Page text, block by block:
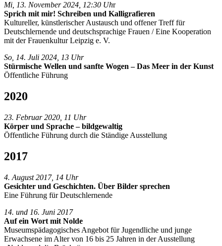
Mi, 13. November 2024, 12:30 Uhr
Sprich mit mir! Schreiben und Kalligrafieren
Kultureller, künstlerischer Austausch und offener Treff für
Deutschlernende und deutschsprachige Frauen / Eine Kooperation
mit der Frauenkultur Leipzig e. V.
So, 14. Juli 2024, 13 Uhr
Stürmische Wellen und sanfte Wogen – Das Meer in der Kunst
Öffentliche Führung
2020
23. Februar 2020, 11 Uhr
Körper und Sprache – bildgewaltig
Öffentliche Führung durch die Ständige Ausstellung
2017
4. August 2017, 14 Uhr
Gesichter und Geschichten. Über Bilder sprechen
Eine Führung für Deutschlernende
14. und 16. Juni 2017
Auf ein Wort mit Nolde
Museumspädagogisches Angebot für Jugendliche und junge
Erwachsene im Alter von 16 bis 25 Jahren in der Ausstellung